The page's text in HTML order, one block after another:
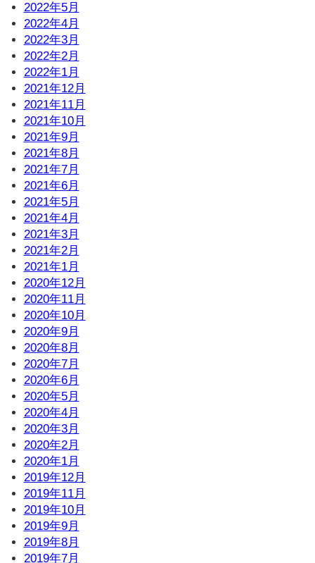
2022年5月
2022年4月
2022年3月
2022年2月
2022年1月
2021年12月
2021年11月
2021年10月
2021年9月
2021年8月
2021年7月
2021年6月
2021年5月
2021年4月
2021年3月
2021年2月
2021年1月
2020年12月
2020年11月
2020年10月
2020年9月
2020年8月
2020年7月
2020年6月
2020年5月
2020年4月
2020年3月
2020年2月
2020年1月
2019年12月
2019年11月
2019年10月
2019年9月
2019年8月
2019年7月